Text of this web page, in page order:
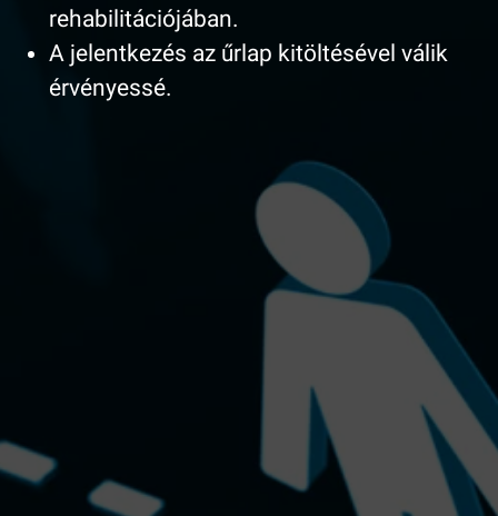
rehabilitációjában.
A jelentkezés az űrlap kitöltésével válik
érvényessé.